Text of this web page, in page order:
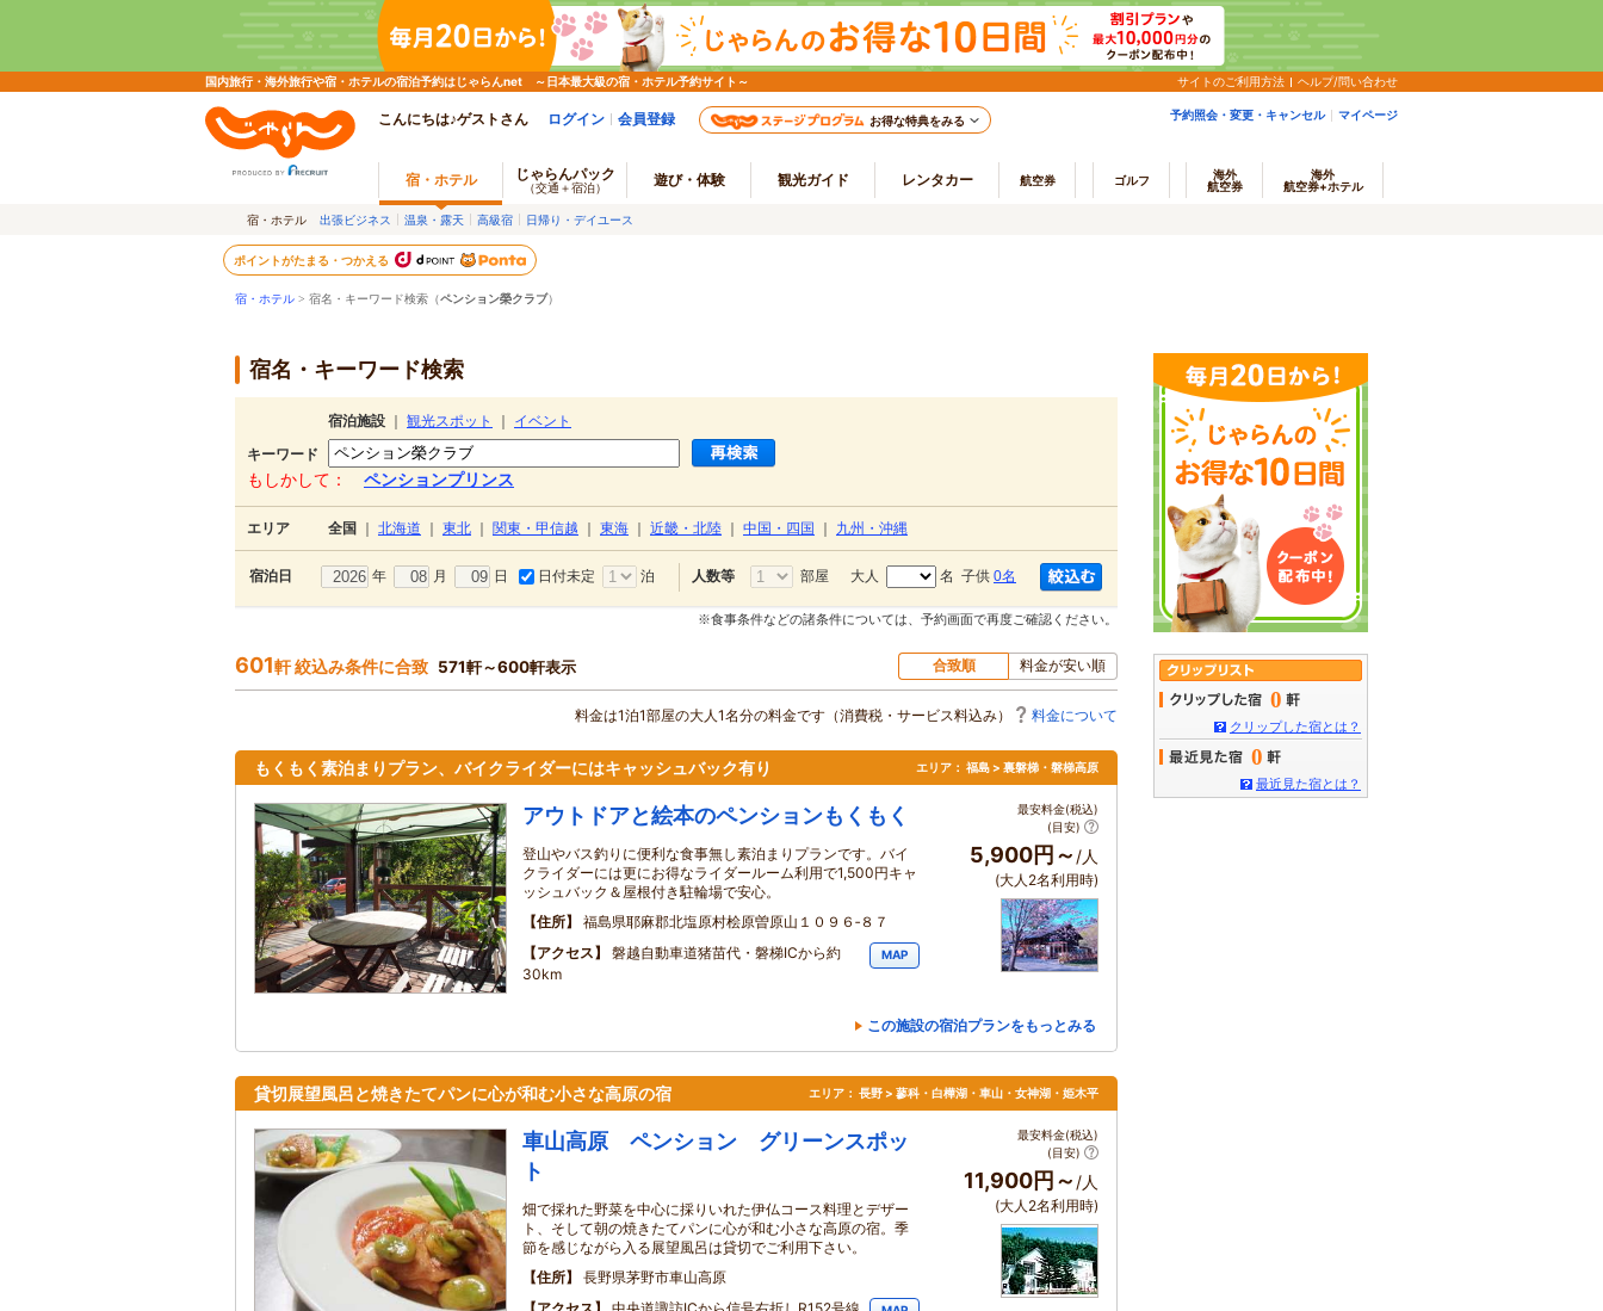
国内旅行・海外旅行や宿・ホテルの宿泊予約はじゃらんnet ～日本最大級の宿・ホテル予約サイト～ サイトのご利用方法 ヘルプ/問い合わせ
こんにちは♪ゲストさん ログイン 会員登録 お得な特典をみる 予約照会・変更・キャンセル マイページ
宿・ホテル じゃらんパック
（交通＋宿泊） 遊び・体験 観光ガイド レンタカー 航空券 ゴルフ
海外
航空券
海外
航空券+ホテル
宿・ホテル 出張ビジネス 温泉・露天 高級宿 日帰り・デイユース
ポイントがたまる・つかえる
宿・ホテル > 宿名・キーワード検索（ペンション榮クラブ）
宿名・キーワード検索
宿泊施設 観光スポット
イベント
キーワード
もしかして： ペンションプリンス
エリア 全国 北海道 東北 関東・甲信越 東海 近畿・北陸 中国・四国 九州・沖縄
宿泊日 年 月 日 日付未定 泊 人数等 部屋 大人 名 子供 0名
※食事条件などの諸条件については、予約画面で再度ご確認ください。
601軒 絞込み条件に合致 571軒～600軒表示 合致順 料金が安い順
料金は1泊1部屋の大人1名分の料金です（消費税・サービス料込み） 料金について
もくもく素泊まりプラン、バイクライダーにはキャッシュバック有り エリア： 福島 > 裏磐梯・磐梯高原
アウトドアと絵本のペンションもくもく
登山やバス釣りに便利な食事無し素泊まりプランです。バイ
クライダーには更にお得なライダールーム利用で1,500円キャ
ッシュバック＆屋根付き駐輪場で安心。
住所
福島県耶麻郡北塩原村桧原曽原山１０９６‐８７
アクセス
磐越自動車道猪苗代・磐梯ICから約
30km
MAP
最安料金(税込)
(目安)
5,900円～ /人
(大人2名利用時)
この施設の宿泊プランをもっとみる
貸切展望風呂と焼きたてパンに心が和む小さな高原の宿 エリア： 長野 > 蓼科・白樺湖・車山・女神湖・姫木平
車山高原 ペンション グリーンスポッ
ト
畑で採れた野菜を中心に採りいれた伊仏コース料理とデザー
ト、そして朝の焼きたてパンに心が和む小さな高原の宿。季
節を感じながら入る展望風呂は貸切でご利用下さい。
住所
長野県茅野市車山高原
最安料金(税込)
(目安)
11,900円～ /人
(大人2名利用時)
0
クリップした宿とは？
0
最近見た宿とは？